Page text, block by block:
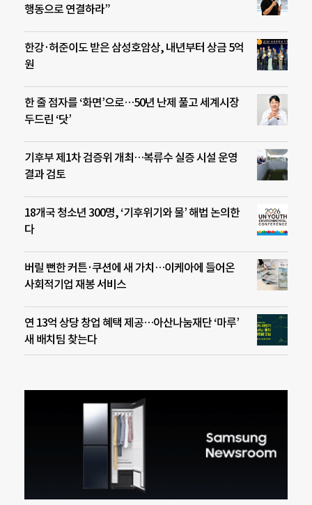
행동으로 연결하라”
한강·허준이도 받은 삼성호암상, 내년부터 상금 5억
원
한 줄 점자를 ‘화면’으로…50년 난제 풀고 세계시장
두드린 ‘닷’
기후부 제1차 검증위 개최…복류수 실증 시설 운영
결과 검토
18개국 청소년 300명, ‘기후위기와 물’ 해법 논의한
다
버릴 뻔한 커튼·쿠션에 새 가치…이케아에 들어온
사회적기업 재봉 서비스
연 13억 상당 창업 혜택 제공…아산나눔재단 ‘마루’
새 배치팀 찾는다